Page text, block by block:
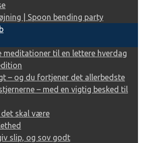
| Spoon bending party
meditationer til en lettere hverdag
– og du fortjener det allerbedste
– med en vigtig besked til
skal være
slip, og sov godt